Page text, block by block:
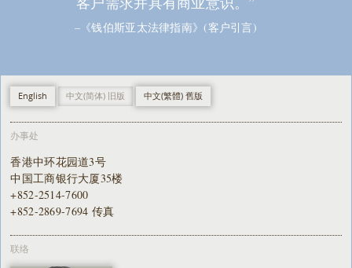
–《钱伯斯亚太法律指南》(客户引言)
English 中文(简体) 旧版 中文(繁體) 舊版
办事处
香港中环花园道3号
中国工商银行大厦35楼
+852-2514-7600
+852-2869-7694 传真
联络